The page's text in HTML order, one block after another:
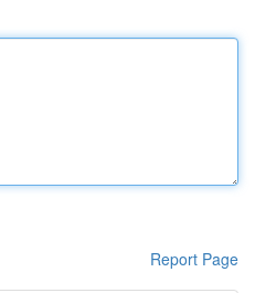
Report Page